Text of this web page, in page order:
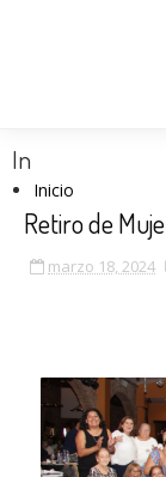
In
Inicio
Retiro de
marzo 18, 2024